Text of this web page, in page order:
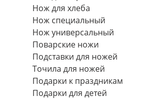
Нож для хлеба
Нож специальный
Нож универсальный
Поварские ножи
Подставки для ножей
Точила для ножей
Подарки к праздникам
Подарки для детей